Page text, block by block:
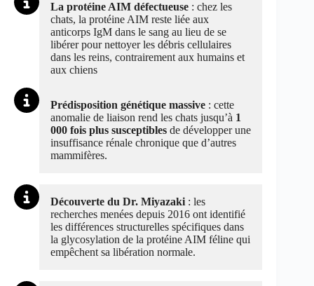
La protéine AIM défectueuse : chez les
chats, la protéine AIM reste liée aux
anticorps IgM dans le sang au lieu de se
libérer pour nettoyer les débris cellulaires
dans les reins, contrairement aux humains et
aux chiens
Prédisposition génétique massive : cette
anomalie de liaison rend les chats jusqu’à 1
000 fois plus susceptibles de développer une
insuffisance rénale chronique que d’autres
mammifères.
Découverte du Dr. Miyazaki : les
recherches menées depuis 2016 ont identifié
les différences structurelles spécifiques dans
la glycosylation de la protéine AIM féline qui
empêchent sa libération normale.